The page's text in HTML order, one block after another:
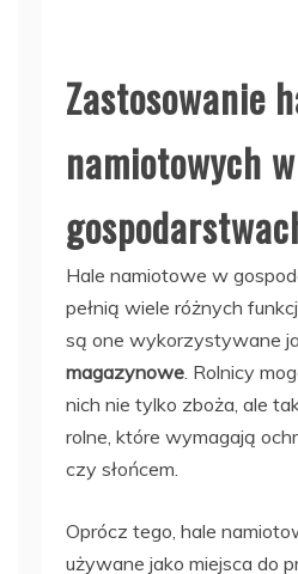
Zastosowanie
namiotowych w
Hale namiotowe w
pełnią wiele różnych
są one wykorzystywane
magazynowe . Rolnicy
nich nie tylko zboża, ale
rolne, które wymagają
czy słońcem.
Oprócz tego, hale
używane jako miejsca do